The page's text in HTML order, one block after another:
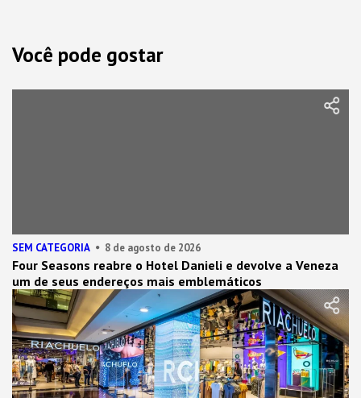
Você pode gostar
SEM CATEGORIA 8 de agosto de 2026
Four Seasons reabre o Hotel Danieli e devolve a Veneza
um de seus endereços mais emblemáticos